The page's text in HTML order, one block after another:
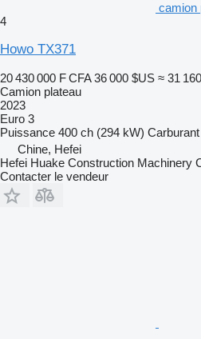
camion
4
Howo TX371
20 430 000 F CFA 36 000 $US ≈ 31
Camion plateau
2023
Euro 3
Puissance 400 ch (294 kW) Carburant
Chine, Hefei
Hefei Huake Construction Machinery
Contacter le vendeur